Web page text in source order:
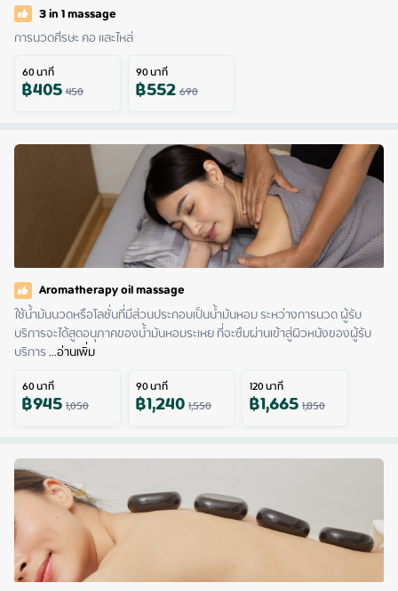
3 in 1 massage
การนวดศีรษะ คอ และไหล่
60นาที
฿405450
90นาที
฿552690
Aromatherapy oil massage
ใช้น้ำมันนวดหรือโลชั่นที่มีส่วนประกอบเป็นน้ำมันหอม ระหว่างการนวด ผู้รับ
บริการจะได้สูดอนุภาคของน้ำมันหอมระเหย ที่จะซึมผ่านเข้าสู่ผิวหนังของผู้รับ
บริการ ...อ่านเพิ่ม
60นาที
฿9451,050
90นาที
฿1,2401,550
120นาที
฿1,6651,850